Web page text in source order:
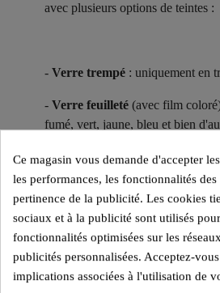
avec plusieurs options de teintes :
- Verre trempé : uniquement en
- Verre feuilleté (avec film
fumé, vert, jaune, bleu et bien
-PMMA Altuglas: transparent,
Utilisables en intérieur en verre
Altuglas, les modèles en PMMA
adaptés à une utilisation en
Ce magasin vous demande d'accepter
les performances, les fonctionnalités
pertinence de la publicité. Les cookies
sociaux et à la publicité sont utilisés
fonctionnalités optimisées sur les
publicités personnalisées. Acceptez-
implications associées à l'utilisation de